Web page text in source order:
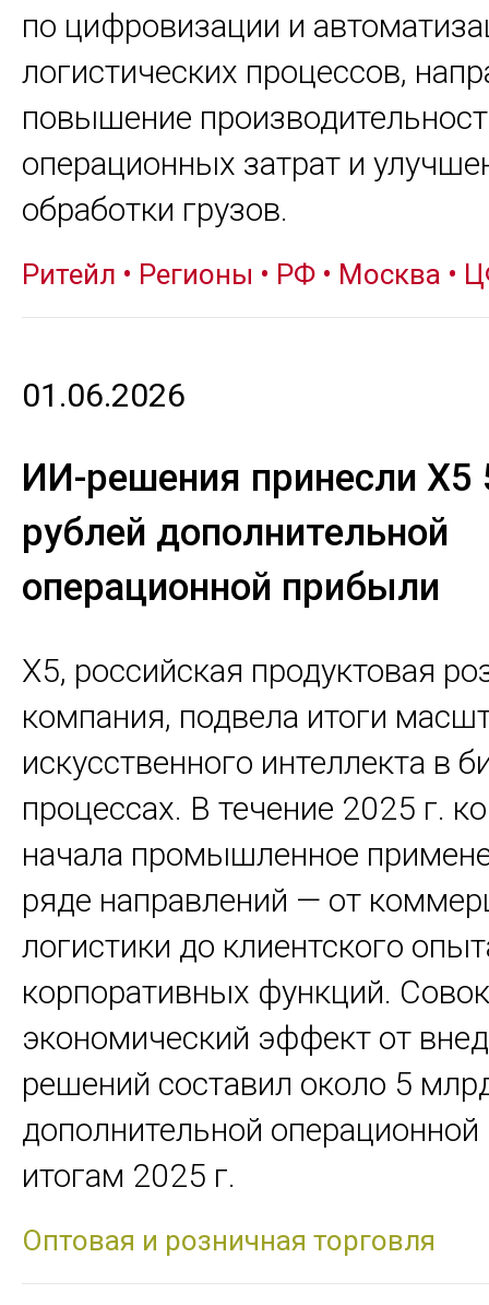
по цифровизации и
логистических процессов,
повышение
операционных затрат и
обработки грузов.
Ритейл • Регионы • РФ • Москва •
01.06.2026
ИИ-решения принесли
рублей дополнительной
операционной прибыли
Х5, российская продуктовая
компания, подвела итоги
искусственного интеллекта в
процессах. В течение 2025 г.
начала промышленное
ряде направлений — от
логистики до клиентского
корпоративных функций.
экономический эффект от
решений составил около 5
дополнительной
итогам 2025 г.
Оптовая и розничная торговля